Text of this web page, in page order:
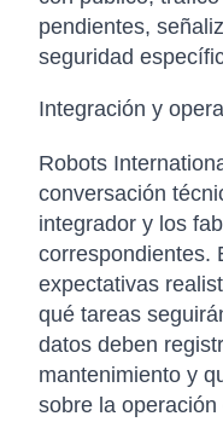
pendientes,
seguridad
Integración y
Robots
conversación
integrador y los
correspondientes.
expectativas
qué tareas
datos deben
mantenimiento y
sobre la operación